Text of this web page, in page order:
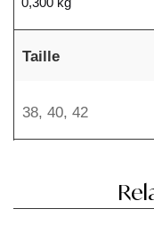
Taille
38, 40, 42